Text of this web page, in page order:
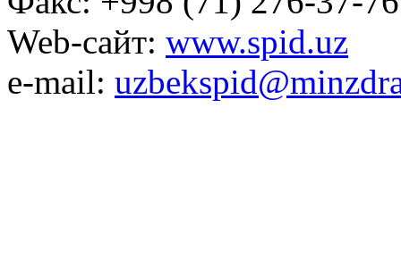
Web-сайт: www.spid.uz
e-mail: